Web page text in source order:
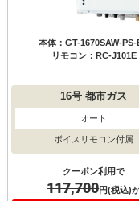
本体：GT-1670SAW-
リモコン：RC-J101E
16号 都市ガス
オート
ボイスリモコン付属
クーポン利用で
117,700円(税込)